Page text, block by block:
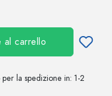
al carrello
la spedizione in: 1-2